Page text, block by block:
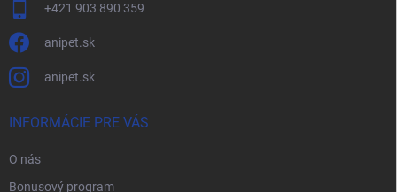
+421 903 890 359
anipet.sk
anipet.sk
INFORMÁCIE PRE VÁS
O nás
Bonusový program